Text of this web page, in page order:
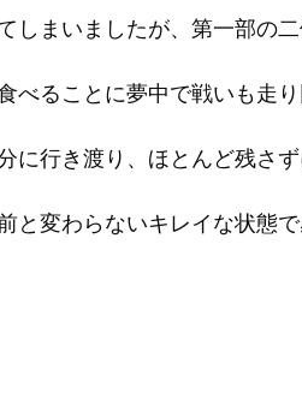
しまいましたが、第一部の
べることに夢中で戦いも走
に行き渡り、ほとんど残さ
変わらないキレイな状態で